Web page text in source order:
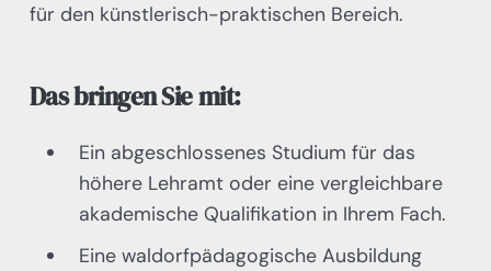
für den künstlerisch-praktischen Bereich.
Das bringen Sie mit:
Ein abgeschlossenes Studium für das
höhere Lehramt oder eine vergleichbare
akademische Qualifikation in Ihrem Fach.
Eine waldorfpädagogische Ausbildung